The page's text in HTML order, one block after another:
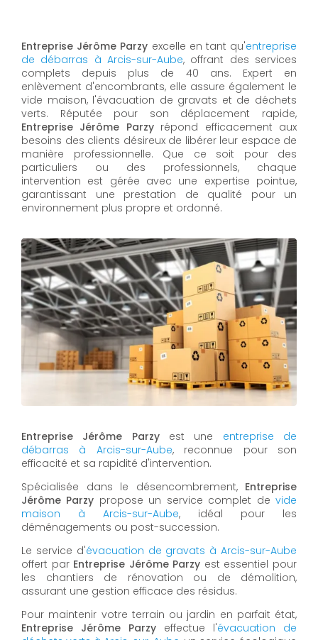
Entreprise Jérôme Parzy excelle en tant qu'entreprise
de débarras à Arcis-sur-Aube, offrant des services
complets depuis plus de 40 ans. Expert en
enlèvement d'encombrants, elle assure également le
vide maison, l'évacuation de gravats et de déchets
verts. Réputée pour son déplacement rapide,
Entreprise Jérôme Parzyrépond efficacement aux
besoins des clients désireux de libérer leur espace de
manière professionnelle. Que ce soit pour des
particuliers ou des professionnels, chaque
intervention est gérée avec une expertise pointue,
garantissant une prestation de qualité pour un
environnement plus propre et ordonné.
Entreprise Jérôme Parzyest une entreprise de
débarras à Arcis-sur-Aube, reconnue pour son
efficacité et sa rapidité d'intervention.
Spécialisée dans le désencombrement, Entreprise
Jérôme Parzy propose un service complet devide
maison à Arcis-sur-Aube, idéal pour les
déménagements ou post-succession.
Le service d'évacuation de gravats à Arcis-sur-Aube
offert par Entreprise Jérôme Parzy est essentiel pour
les chantiers de rénovation ou de démolition,
assurant une gestion efficace des résidus.
Pour maintenir votre terrain ou jardin en parfait état,
Entreprise Jérôme Parzy effectue l'évacuation de